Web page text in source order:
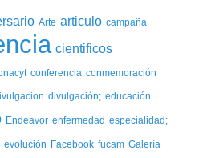
Arte articulo campaña
cientificos
conferencia conmemoración
divulgación; educación
Endeavor enfermedad especialidad;
evolución Facebook fucam Galería